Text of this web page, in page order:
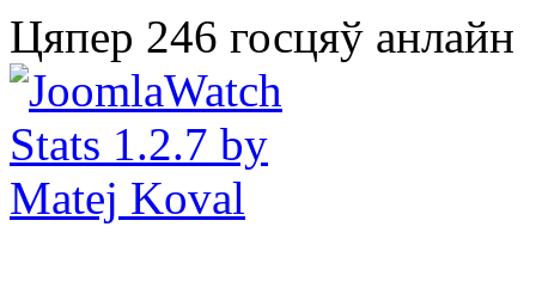
Цяпер 246 госцяў анлайн